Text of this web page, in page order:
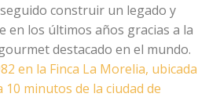
construir un legado y
en los últimos años gracias a la
destacado en el mundo.
en la Finca La Morelia, ubicada
10 minutos de la ciudad de